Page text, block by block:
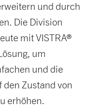
und durch
Die Division
mit VISTRA®
um
und die
Zustand von
erhöhen.